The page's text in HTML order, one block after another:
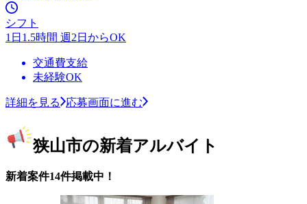
シフト
1日1.5時間 週2日からOK
交通費支給
未経験OK
詳細を見る 応募画面に進む
狭山市の新着アルバイト
新着案件14件掲載中！